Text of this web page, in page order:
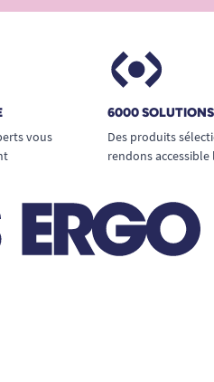
vous
6000
Des produits
rendons